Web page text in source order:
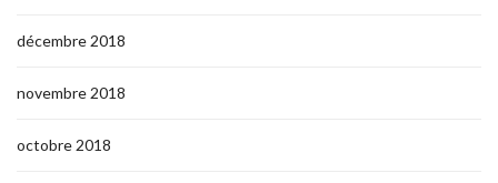
décembre 2018
novembre 2018
octobre 2018